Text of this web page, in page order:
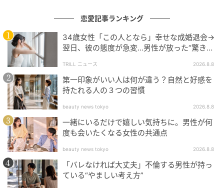
「一緒に生きていけるか」を判断しているサインでも
あります。
恋愛は「合理」と「非合理」のミックス
つまり人間の恋愛は、
・本能（生存・繁殖）
・理性（条件・価値観）
・感情（好き・安心）
が混ざり合ったものです。
だからこそ、「どうしてこの人を好きになったんだろ
う？」と、自分でも説明できないことが起きるので
す。
恋愛記事ランキング
34歳女性「この人となら」幸せな成婚退会→
翌日、彼の態度が急変…男性が放った“驚きの
TRILL ニュース 2026.8.8
第一印象がいい人は何が違う？自然と好感を
持たれる人の３つの習慣
beauty news tokyo 2026.8.8
一緒にいるだけで嬉しい気持ちに。男性が何
度も会いたくなる女性の共通点
beauty news tokyo 2026.8.8
「バレなければ大丈夫」不倫する男性が持っ
ている“やましい考え方”